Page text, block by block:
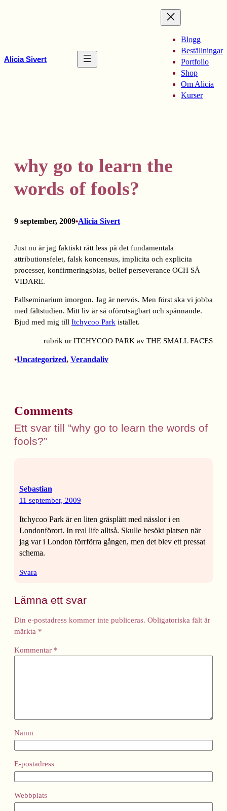
Alicia Sivert
Blogg
Beställningar
Portfolio
Shop
Om Alicia
Kurser
why go to learn the
words of fools?
9 september, 2009•Alicia Sivert
Just nu är jag faktiskt rätt less på det fundamentala
attributionsfelet, falsk koncensus, implicita och explicita
processer, konfirmeringsbias, belief perseverance OCH SÅ
VIDARE.
Fallseminarium imorgon. Jag är nervös. Men först ska vi jobba
med fältstudien. Mitt liv är så oförutsägbart och spännande.
Bjud med mig till Itchycoo Park istället.
rubrik ur ITCHYCOO PARK av THE SMALL FACES
•Uncategorized, Verandaliv
Comments
Ett svar till ”why go to learn the words of
fools?”
Sebastian
11 september, 2009
Itchycoo Park är en liten gräsplätt med nässlor i en
Londonförort. In real life alltså. Skulle besökt platsen när
jag var i London förrförra gången, men det blev ett pressat
schema.
Svara
Lämna ett svar
Din e-postadress kommer inte publiceras. Obligatoriska fält är
märkta *
Kommentar *
Namn
E-postadress
Webbplats